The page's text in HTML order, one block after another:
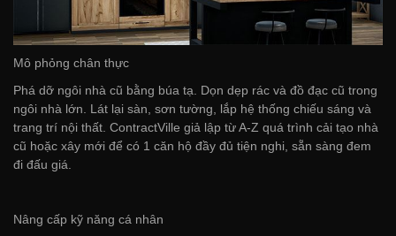
Mô phỏng chân thực
Phá dỡ ngôi nhà cũ bằng búa tạ. Dọn dẹp rác và đồ đạc cũ trong
ngôi nhà lớn. Lát lại sàn, sơn tường, lắp hệ thống chiếu sáng và
trang trí nội thất. ContractVille giả lập từ A-Z quá trình cải tạo nhà
cũ hoặc xây mới để có 1 căn hộ đầy đủ tiện nghi, sẵn sàng đem
đi đấu giá.
Nâng cấp kỹ năng cá nhân